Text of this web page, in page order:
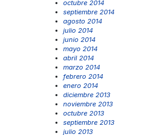
octubre 2014
septiembre 2014
agosto 2014
julio 2014
junio 2014
mayo 2014
abril 2014
marzo 2014
febrero 2014
enero 2014
diciembre 2013
noviembre 2013
octubre 2013
septiembre 2013
julio 2013